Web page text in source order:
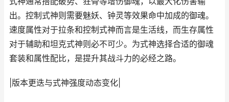
出。控制式神则需要魅妖、钟灵等效果命中加成的御魂。
速度属性对于拉条和控制式神而言是生活线，而生存属性
对于辅助和坦克式神则必不可少。为式神选择合适的御魂
套装和属性配比，是提升其战斗力的必经之路。
|版本更迭与式神强度动态变化|